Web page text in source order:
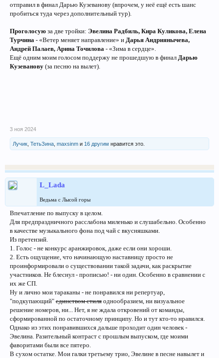
отправил в финал Дарью Кузеванову (впрочем, у неё ещё есть шанс
пробиться туда через дополнительный тур).
Проголосую за две тройки: Эвелина Радбиль, Кира Куликова, Елена
Турчина - «Ветер меняет направление» и Дарья Андриянычева,
Андрей Палаев, Арина Точилова - «Зима в сердце».
Ещё одним моим голосом поддержу не прошедшую в финал Дарью
Кузеванову (за песню на вылет).
3 ноя 2024
Лучик ТетьЗина maxsinm и 16 другим нравится это.
L_Lada
Ведьма с Лысой горы
Впечатление по выпуску в целом.
Для предпраздничного расслабона миленько и слушабельно. Особенно
в качестве музыкального фона под чай с вкусняшками.
Из претензий.
1. Голос - не конкурс аранжировок, даже если они хороши.
2. Есть ощущение, что начинающую наставницу просто не
проинформировали о существовании такой задачи, как раскрытие
участников. Не блеснул - прописью! - ни один. Особенно в сравнении с
их же СП.
Ну и лично мои тараканы - не понравился ни репертуар,
"подкупающий" единством стиля однообразием, ни визуальное
решение номеров, ни... Нет, я не ждала откровений от команды,
сформированной по остаточному принципу. Но и тут кто-то нравился.
Однако из этих понравившихся дальше проходит один человек -
Эвелина. Разительный контраст с прошлым выпуском, где моими
фаворитами были все пятеро.
В сухом остатке. Мои галки третьему трио, Эвелине в песне навылет и